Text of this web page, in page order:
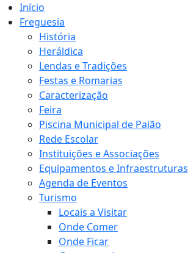
Início
Freguesia
História
Heráldica
Lendas e Tradições
Festas e Romarias
Caracterização
Feira
Piscina Municipal de Paião
Rede Escolar
Instituições e Associações
Equipamentos e Infraestruturas
Agenda de Eventos
Turismo
Locais a Visitar
Onde Comer
Onde Ficar